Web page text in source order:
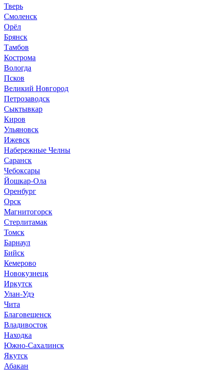
Тверь
Смоленск
Орёл
Брянск
Тамбов
Кострома
Вологда
Псков
Великий Новгород
Петрозаводск
Сыктывкар
Киров
Ульяновск
Ижевск
Набережные Челны
Саранск
Чебоксары
Йошкар-Ола
Оренбург
Орск
Магнитогорск
Стерлитамак
Томск
Барнаул
Бийск
Кемерово
Новокузнецк
Иркутск
Улан-Удэ
Чита
Благовещенск
Владивосток
Находка
Южно-Сахалинск
Якутск
Абакан